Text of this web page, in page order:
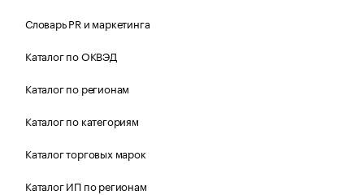
Словарь PR и маркетинга
Каталог по ОКВЭД
Каталог по регионам
Каталог по категориям
Каталог торговых марок
Каталог ИП по регионам